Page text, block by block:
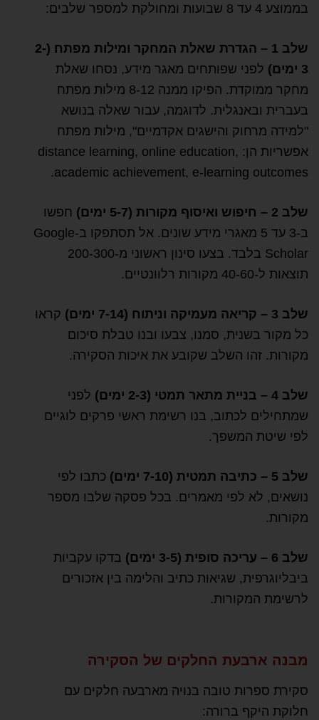
בממוצע 4 עד 8 שבועות ומחולקת למספר שלבים:
שלב 1 – הגדרת שאלת המחקר ומילות מפתח (2-
3 ימים)
לפני שפותחים מאגר מידע, נסחו שאלת
מחקר ממוקדת. הפיקו ממנה 8-12 מילות מפתח
בעברית ובאנגלית. לדוגמה, עבור שאלה בנושא
"למידה מרחוק והישגים אקדמיים", מילות מפתח
אפשריות הן: distance learning, online education,
academic achievement, e-learning outcomes.
שלב 2 – חיפוש ואיסוף מקורות (5-7 ימים)
חפשו
ב-3 עד 5 מאגרי מידע שונים. אל תסתפקו ב-Google
Scholar בלבד. בצעו סינון ראשוני מ-200-300
תוצאות ל-40-60 מקורות רלוונטיים.
שלב 3 – קריאה מעמיקה וניתוח (7-14 ימים)
קראו
כל מקור בשנית, סמנו, צבעו ובנו טבלת סיכום
מקורות. זהו השלב שקובע את איכות הסקירה.
שלב 4 – בניית מתאר תמטי (2-3 ימים)
לפני
שמתחילים לכתוב, בנו רשימת ראשי פרקים לוגיים
לפי שיטת המשפך.
שלב 5 – כתיבה תמטית (7-10 ימים)
כתבו לפי
נושאים, לא לפי מאמרים. בכל פסקה שלבו מספר
מקורות.
שלב 6 – עריכה סופית (3-5 ימים)
בדקו עקביות
ביבליוגרפית, שגיאות כתיב והלימה בין אזכורים
לרשימת המקורות.
מבנה ארבעת החלקים של הסקירה
סקירת ספרות טובה בנויה מארבעה חלקים עם
חלוקת היקף ברורה: